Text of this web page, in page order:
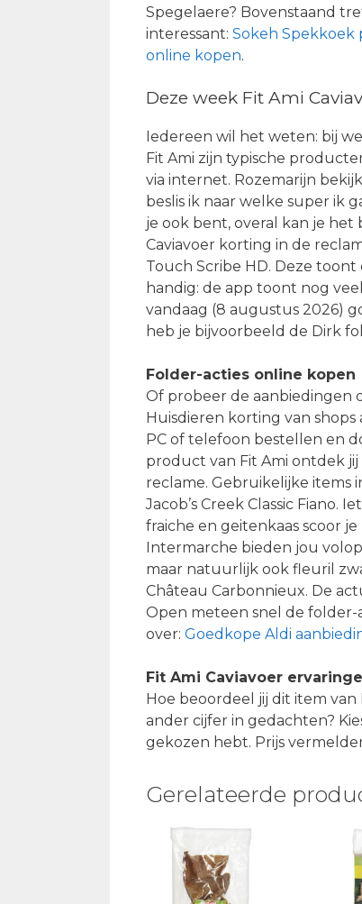
Spegelaere? Bovenstaand
interessant: Sokeh Spekkoek
online kopen.
Deze week Fit Ami
Iedereen wil het weten: bij
Fit Ami zijn typische
via internet. Rozemarijn
beslis ik naar welke super ik
je ook bent, overal kan je het
Caviavoer korting in de
Touch Scribe HD. Deze
handig: de app toont nog
vandaag (8 augustus 2026)
heb je bijvoorbeeld de Dirk
Folder-acties online kopen
Of probeer de aanbiedingen
Huisdieren korting van
PC of telefoon bestellen en
product van Fit Ami ontdek
reclame. Gebruikelijke items
Jacob’s Creek Classic Fiano.
fraiche en geitenkaas scoor
Intermarche bieden jou
maar natuurlijk ook fleuril
Château Carbonnieux. De
Open meteen snel de folder-
over: Goedkope Aldi
Fit Ami Caviavoer
Hoe beoordeel jij dit item van
ander cijfer in gedachten?
gekozen hebt. Prijs
Gerelateerde